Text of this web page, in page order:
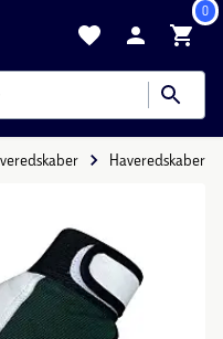
0
Haveredskaber